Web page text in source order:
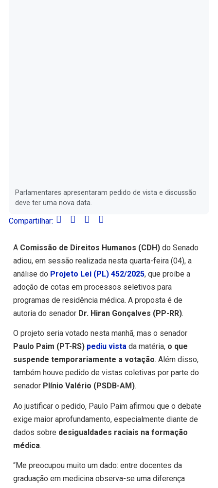
Parlamentares apresentaram pedido de vista e discussão
deve ter uma nova data.
Compartilhar:
A Comissão de Direitos Humanos (CDH)do Senado
adiou, em sessão realizada nesta quarta-feira (04), a
análise do Projeto Lei (PL) 452/2025, que proíbe a
adoção de cotas em processos seletivos para
programas de residência médica. A proposta é de
autoria do senador Dr. Hiran Gonçalves (PP-RR).
O projeto seria votado nesta manhã, mas o senador
Paulo Paim (PT-RS) pediu vistada matéria, o que
suspende temporariamente a votação. Além disso,
também houve pedido de vistas coletivas por parte do
senador Plínio Valério (PSDB-AM).
Ao justificar o pedido, Paulo Paim afirmou que o debate
exige maior aprofundamento, especialmente diante de
dados sobre desigualdades raciais na formação
médica.
“Me preocupou muito um dado: entre docentes da
graduação em medicina observa-se uma diferença